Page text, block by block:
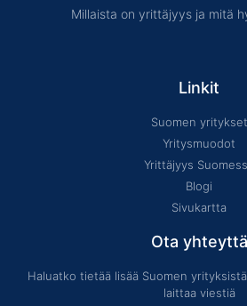
Millaista on yrittäjyys ja mitä
Linkit
Suomen yritykset
Yritysmuodot
Yrittäjyys
Blogi
Sivukartta
Ota yhteyttä
Haluatko tietää lisää Suomen
laittaa viestiä